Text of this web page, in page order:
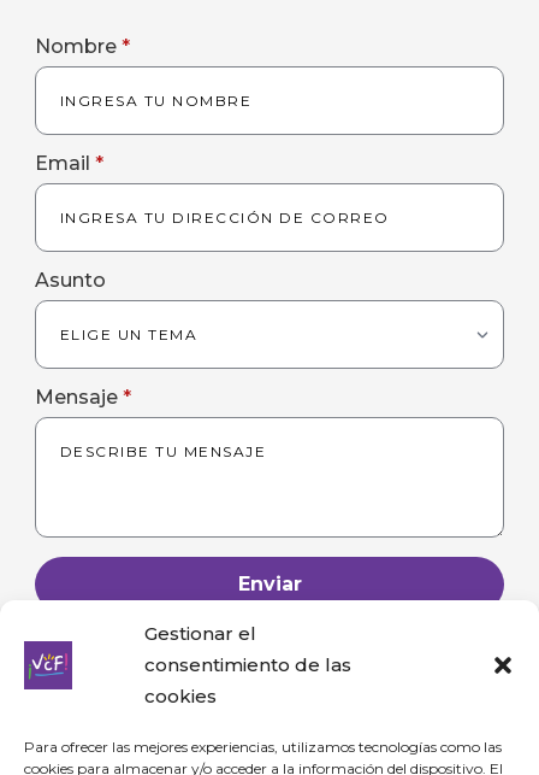
Gestionar el
consentimiento de las
cookies
Para ofrecer las mejores experiencias, utilizamos tecnologías como las
cookies para almacenar y/o acceder a la información del dispositivo. El
Nombre *
Email *
Asunto
Mensaje *
Enviar